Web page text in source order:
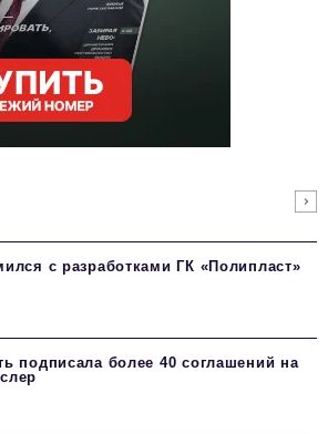
с разработками ГК «Полипласт»
подписала более 40 соглашений на